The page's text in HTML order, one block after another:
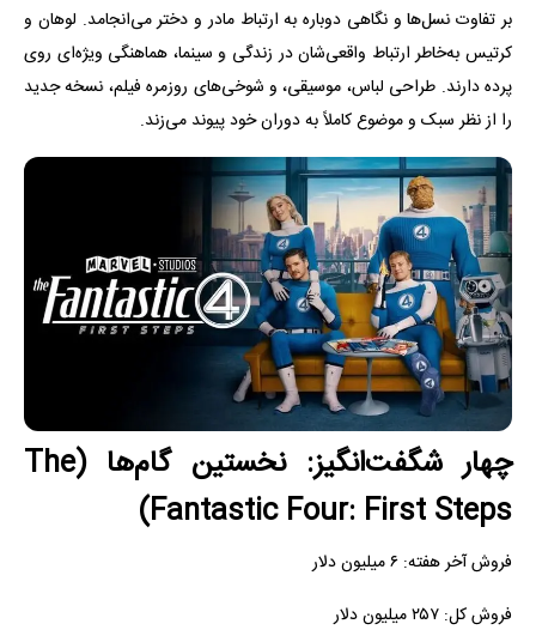
بر تفاوت نسل‌ها و نگاهی دوباره به ارتباط مادر و دختر می‌انجامد. لوهان و
کرتیس به‌خاطر ارتباط واقعی‌شان در زندگی و سینما، هماهنگی ویژه‌ای روی
پرده دارند. طراحی لباس، موسیقی، و شوخی‌های روزمره فیلم، نسخه جدید
را از نظر سبک و موضوع کاملاً به دوران خود پیوند می‌زند.
چهار شگفت‌انگیز: نخستین گام‌ها (The
Fantastic Four: First Steps)
فروش آخر هفته: ۶ میلیون دلار
فروش کل: ۲۵۷ میلیون دلار